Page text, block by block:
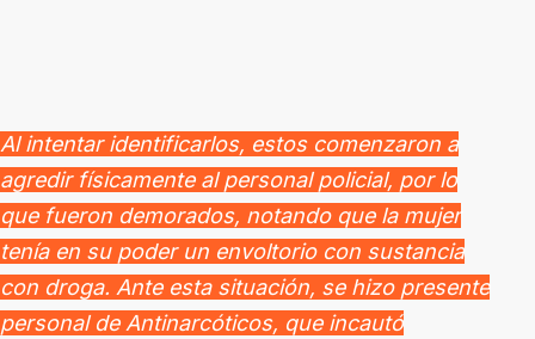
Al intentar identificarlos, estos comenzaron a
agredir físicamente al personal policial, por lo
que fueron demorados, notando que la mujer
tenía en su poder un envoltorio con sustancia
con droga. Ante esta situación, se hizo presente
personal de Antinarcóticos, que incautó